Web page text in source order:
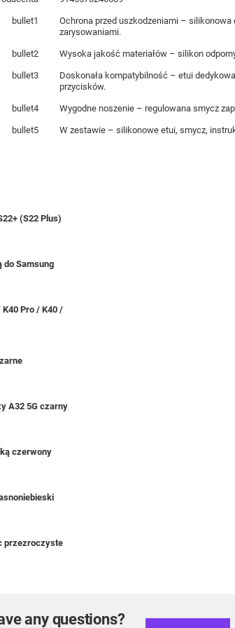
bullet1
Ochrona przed uszkodzeniami –
zarysowaniami.
bullet2 Wysoka jakość materiałów – silikon
bullet3
Doskonała kompatybilność – etui
przycisków.
bullet4 Wygodne noszenie – regulowana smycz
bullet5 W zestawie – silikonowe etui, smycz,
(S22 Plus)
do Samsung
Pro / K40 /
A32 5G czarny
czerwony
przezroczyste
any questions?